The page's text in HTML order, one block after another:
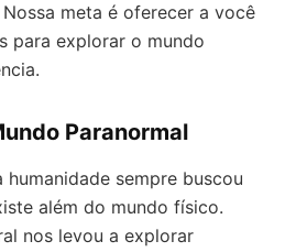
Nossa meta é oferecer a você
para explorar o mundo
Paranormal
sempre buscou
além do mundo físico.
nos levou a explorar